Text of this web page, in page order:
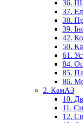
36.
37.
38.
39.
42.
50.
61.
84.
85.
86.
2. КамАЗ
10.
11.
12.